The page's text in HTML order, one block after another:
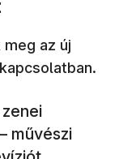
az új
művészi